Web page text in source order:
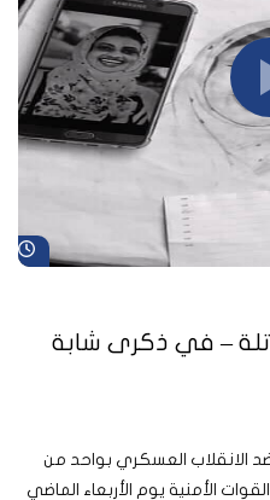
القاتلة – في ذكرى شابة
ضد الانقلاب العسكري بواحد من
الأمنية يوم الأربعاء الماضي